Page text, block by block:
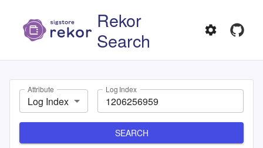
Rekor
Search
Attribute
Log Index
Log Index
SEARCH